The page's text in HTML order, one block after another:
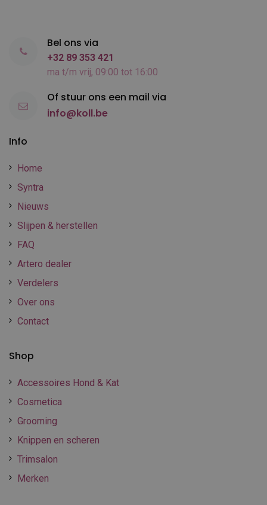
Info
Home
Syntra
Nieuws
Slijpen & herstellen
FAQ
Artero dealer
Verdelers
Over ons
Contact
Shop
Accessoires Hond & Kat
Cosmetica
Grooming
Knippen en scheren
Trimsalon
Merken
Bel ons via
+32 89 353 421
ma t/m vrij, 09:00 tot 16:00
Of stuur ons een mail via
info@koll.be